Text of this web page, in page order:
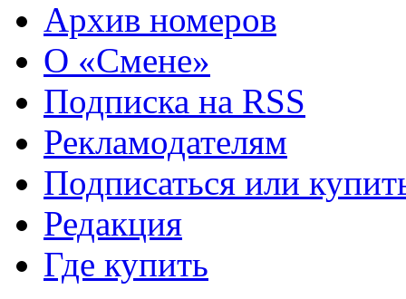
Архив номеров
О «Смене»
Подписка на RSS
Рекламодателям
Подписаться или
Редакция
Где купить